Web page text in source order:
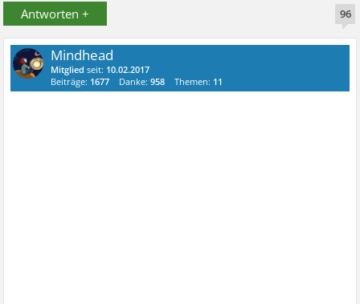
Antworten + 96
Mindhead
Mitglied seit: 10.02.2017
Beiträge: 1677 Danke:958 Themen: 11